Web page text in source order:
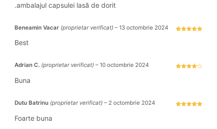
.ambalajul capsulei lasă de dorit
Beneamin Vacar (proprietar verificat) – 13 octombrie 2024
Best
Adrian C. (proprietar verificat) – 10 octombrie 2024
Buna
Dutu Batrinu (proprietar verificat) – 2 octombrie 2024
Foarte buna